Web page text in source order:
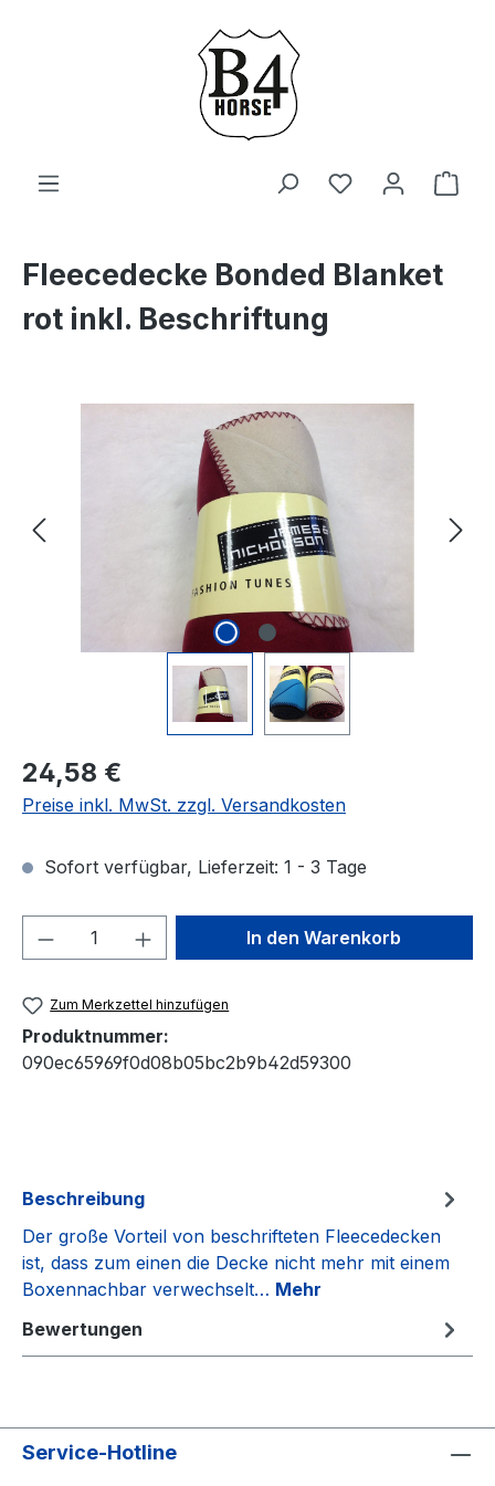
Zum Hauptinhalt springen
Du hast 0
Fleecedecke Bonded Blanket
rot inkl. Beschriftung
Regulärer Preis:
24,58 €
Preise inkl. MwSt. zzgl. Versandkosten
Sofort verfügbar, Lieferzeit: 1 - 3 Tage
Produkt Anzahl: Gib denIn den Warenkorb
Zum Merkzettel hinzufügen
Produktnummer:
090ec65969f0d08b05bc2b9b42d59300
Beschreibung
Der große Vorteil von beschrifteten Fleecedecken
ist, dass zum einen die Decke nicht mehr mit einem
Boxennachbar verwechselt… Mehr
Bewertungen
Service-Hotline